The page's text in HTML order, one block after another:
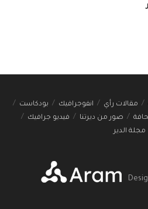
مقالات رأي انفوجرافيك
بودكاست
صور من ديرتنا
فيديو جرافيك
مجلة الدير